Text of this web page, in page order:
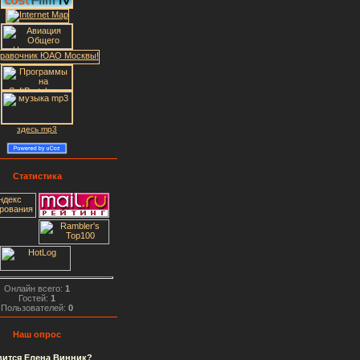
здесь mp3
Статистика
Онлайн всего: 1
Гостей: 1
Пользователей: 0
Наш опрос
Елена Винник?